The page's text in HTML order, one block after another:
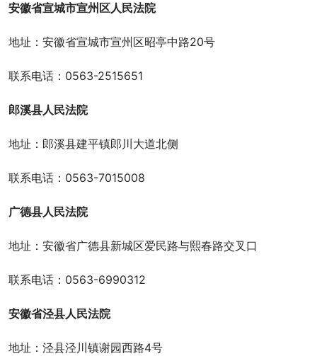
安徽省宣城市宣州区人民法院
地址：安徽省宣城市宣州区昭亭中路20号
联系电话：0563-2515651
郎溪县人民法院
地址：郎溪县建平镇郎川大道北侧
联系电话：0563-7015008
广德县人民法院
地址：安徽省广德县新城区爱民路与熙春路交叉口
联系电话：0563-6990312
安徽省泾县人民法院
地址：泾县泾川镇谢园西路4号